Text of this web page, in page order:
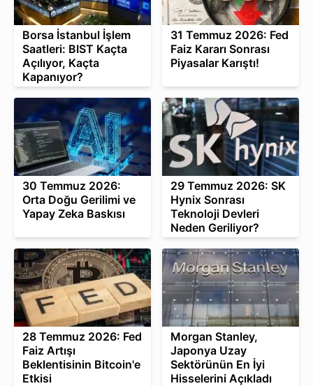
Borsa İstanbul İşlem
Saatleri: BIST Kaçta
Açılıyor, Kaçta
Kapanıyor?
31 Temmuz 2026: Fed
Faiz Kararı Sonrası
Piyasalar Karıştı!
30 Temmuz 2026:
Orta Doğu Gerilimi ve
Yapay Zeka Baskısı
29 Temmuz 2026: SK
Hynix Sonrası
Teknoloji Devleri
Neden Geriliyor?
28 Temmuz 2026: Fed
Faiz Artışı
Beklentisinin Bitcoin'e
Etkisi
Morgan Stanley,
Japonya Uzay
Sektörünün En İyi
Hisselerini Açıkladı